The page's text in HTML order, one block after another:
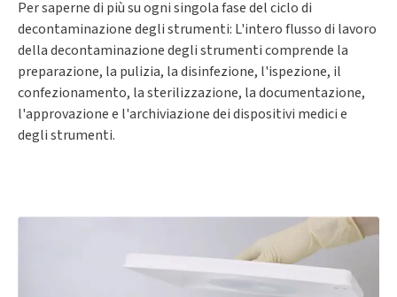
Per saperne di più su ogni singola fase del ciclo di
decontaminazione degli strumenti: L'intero flusso di lavoro
della decontaminazione degli strumenti comprende la
preparazione, la pulizia, la disinfezione, l'ispezione, il
confezionamento, la sterilizzazione, la documentazione,
l'approvazione e l'archiviazione dei dispositivi medici e
degli strumenti.